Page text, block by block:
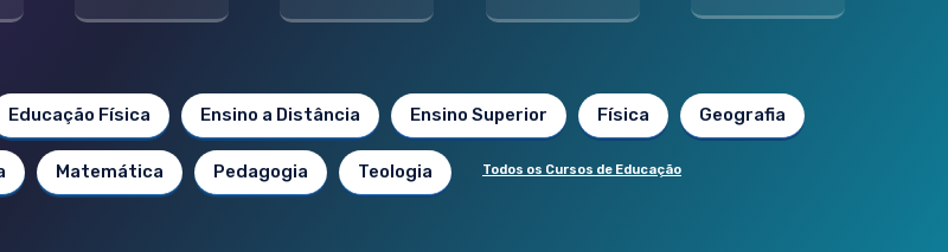
Educação Física Ensino a Distância Ensino Superior Física Geografia
Matemática Pedagogia Teologia Todos os Cursos de Educação